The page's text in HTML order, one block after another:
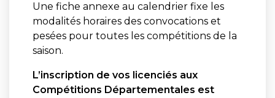
Une fiche annexe au calendrier fixe les
modalités horaires des convocations et
pesées pour toutes les compétitions de la
saison.
L’inscription de vos licenciés aux
Compétitions Départementales est